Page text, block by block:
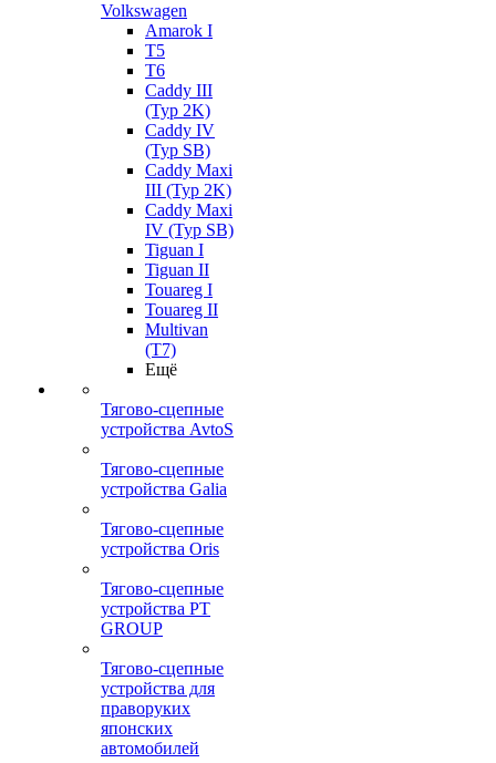
Volkswagen
Amarok I
T5
T6
Caddy III
(Typ 2K)
Caddy IV
(Typ SB)
Caddy Maxi
III (Typ 2K)
Caddy Maxi
IV (Typ SB)
Tiguan I
Tiguan II
Touareg I
Touareg II
Multivan
(T7)
Ещё
Тягово-сцепные
устройства AvtoS
Тягово-сцепные
устройства Galia
Тягово-сцепные
устройства Oris
Тягово-сцепные
устройства PT
GROUP
Тягово-сцепные
устройства для
праворуких
японских
автомобилей